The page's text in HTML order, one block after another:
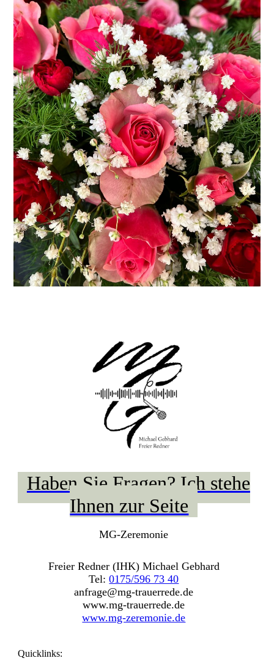
Haben Sie Fragen? Ich stehe
Ihnen zur Seite
MG-Zeremonie
Freier Redner (IHK) Michael Gebhard
Tel:0175/596 73 40
anfrage@mg-trauerrede.de
www.mg-trauerrede.de
www.mg-zeremonie.de
Quicklinks: